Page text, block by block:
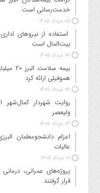
خدمت‌رسانی است
۰۵ مرداد ۱۴۰۵
استفاده از نیروهای
بیت‌المال است
۰۴ مرداد ۱۴۰۵
بیمه
هموفیلی ارائه کرد
۰۴ مرداد ۱۴۰۵
روایت شهردار کمال‌شهر
ولیعصر
۰۳ مرداد ۱۴۰۵
عالیات
۰۱ مرداد ۱۴۰۵
پروژه‌های عمرانی،
قرار گرفتند